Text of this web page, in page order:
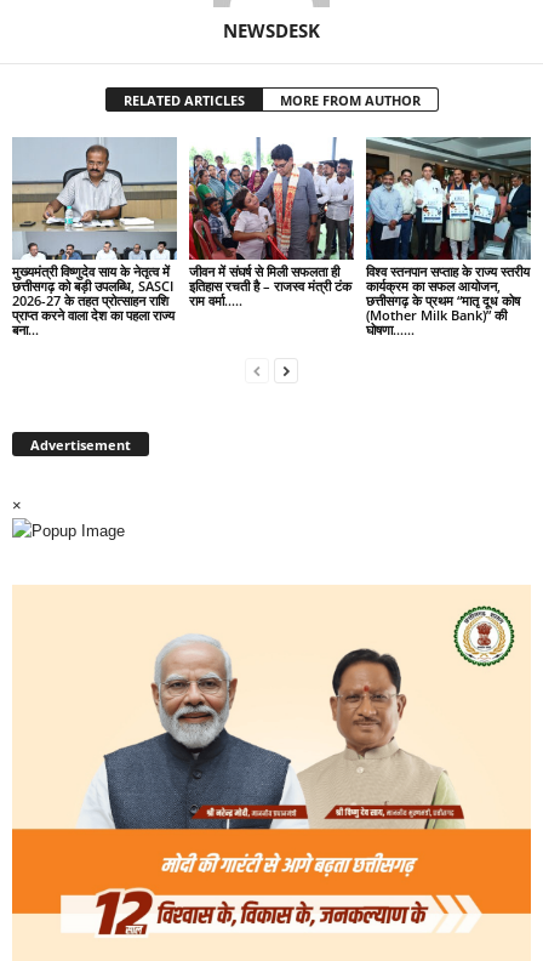
NEWSDESK
RELATED ARTICLES MORE FROM AUTHOR
मुख्यमंत्री विष्णुदेव साय के नेतृत्व में
छत्तीसगढ़ को बड़ी उपलब्धि, SASCI
2026-27 के तहत प्रोत्साहन राशि
प्राप्त करने वाला देश का पहला राज्य
बना...
जीवन में संघर्ष से मिली सफलता ही
इतिहास रचती है – राजस्व मंत्री टंक
राम वर्मा…..
विश्व स्तनपान सप्ताह के राज्य स्तरीय
कार्यक्रम का सफल आयोजन,
छत्तीसगढ़ के प्रथम “मातृ दूध कोष
(Mother Milk Bank)” की
घोषणा……
Advertisement
×